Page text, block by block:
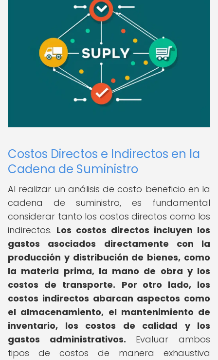
Costos Directos e Indirectos en la
Cadena de Suministro
Al realizar un análisis de costo beneficio en la
cadena de suministro, es fundamental
considerar tanto los costos directos como los
indirectos. Los costos directos incluyen los
gastos asociados directamente con la
producción y distribución de bienes, como
la materia prima, la mano de obra y los
costos de transporte. Por otro lado, los
costos indirectos abarcan aspectos como
el almacenamiento, el mantenimiento de
inventario, los costos de calidad y los
gastos administrativos. Evaluar ambos
tipos de costos de manera exhaustiva